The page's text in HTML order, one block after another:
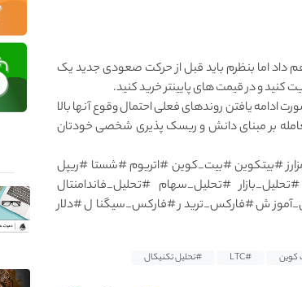
اما بنظرم باید قبل از حرکت صعودی جدید یک
و در قیمت های پایینتر خرید کنید.
یافتن روند‌های فعلی احتمال وقوع آنها بالا
بر مبنای دانش و ریسک پذیری شخصی خودتان
#بیتکوین #بیت_کوین #اتریوم #شستا #ریپل
#تحلیل_سهام #تحلیل_فاندامنتال
#فارکس_تریدر #فارکس_سیگنال #دلار
کوین #LTC #تحلیل تکنیکال